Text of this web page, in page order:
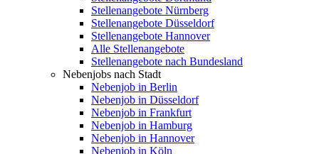
Stellenangebote Nürnberg
Stellenangebote Düsseldorf
Stellenangebote Hannover
Alle Stellenangebote
Stellenangebote nach Bundesland
Nebenjobs nach Stadt
Nebenjob in Berlin
Nebenjob in Düsseldorf
Nebenjob in Frankfurt
Nebenjob in Hamburg
Nebenjob in Hannover
Nebenjob in Köln